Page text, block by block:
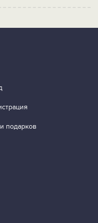
подарков